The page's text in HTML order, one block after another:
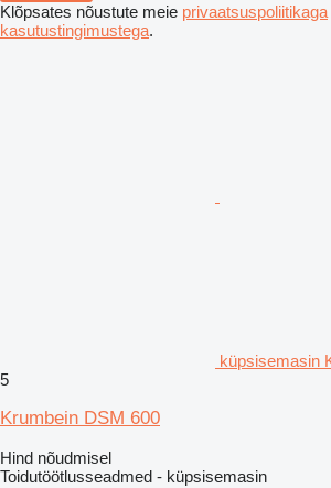
Klõpsates nõustute meie privaatsuspoliitikaga
kasutustingimustega.
küpsisemasin
5
Krumbein DSM 600
Hind nõudmisel
Toidutöötlusseadmed - küpsisemasin